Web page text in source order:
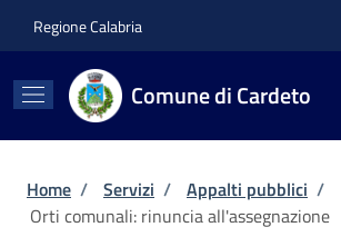
Regione Calabria
Comune di Cardeto
Briciole di pane
Home / Servizi / Appalti pubblici /
Orti comunali: rinuncia all'assegnazione